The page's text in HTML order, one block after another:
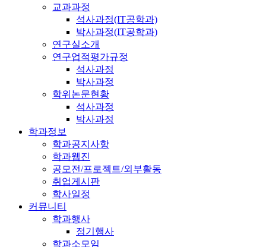
교과과정
석사과정(IT공학과)
박사과정(IT공학과)
연구실소개
연구업적평가규정
석사과정
박사과정
학위논문현황
석사과정
박사과정
학과정보
학과공지사항
학과웹진
공모전/프로젝트/외부활동
취업게시판
학사일정
커뮤니티
학과행사
정기행사
학과소모임